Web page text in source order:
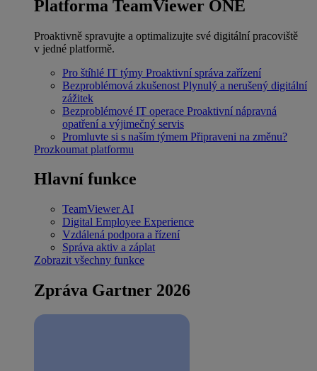
Platforma TeamViewer ONE
Proaktivně spravujte a optimalizujte své digitální pracoviště
v jedné platformě.
Pro štíhlé IT týmy Proaktivní správa zařízení
Bezproblémová zkušenost Plynulý a nerušený digitální
zážitek
Bezproblémové IT operace Proaktivní nápravná
opatření a výjimečný servis
Promluvte si s naším týmem Připraveni na změnu?
Prozkoumat platformu
Hlavní funkce
TeamViewer AI
Digital Employee Experience
Vzdálená podpora a řízení
Správa aktiv a záplat
Zobrazit všechny funkce
Zpráva Gartner 2026